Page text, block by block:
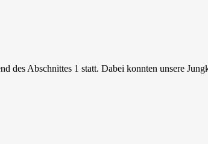
Abschnittes 1 statt. Dabei konnten unsere